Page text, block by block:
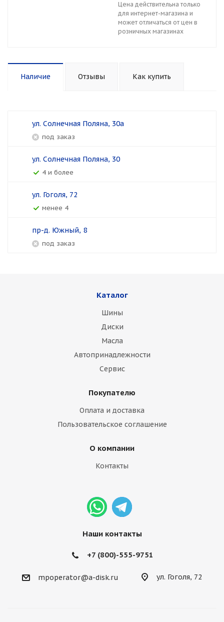
Цена действительна только
для интернет-магазина и
может отличаться от цен в
розничных магазинах
Наличие Отзывы Как купить
ул. Солнечная Поляна, 30а
Под заказ
ул. Солнечная Поляна, 30
4 и более
ул. Гоголя, 72
менее 4
пр-д. Южный, 8
Под заказ
Каталог
Шины
Диски
Масла
Автопринадлежности
Сервис
Покупателю
Оплата и доставка
Пользовательское соглашение
О компании
Контакты
Наши контакты
+7 (800)-555-9751
mpoperator@a-disk.ru ул. Гоголя, 72